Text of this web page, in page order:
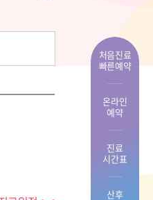
처음진료
빠른예약
온라인
예약
진료
시간표
산후